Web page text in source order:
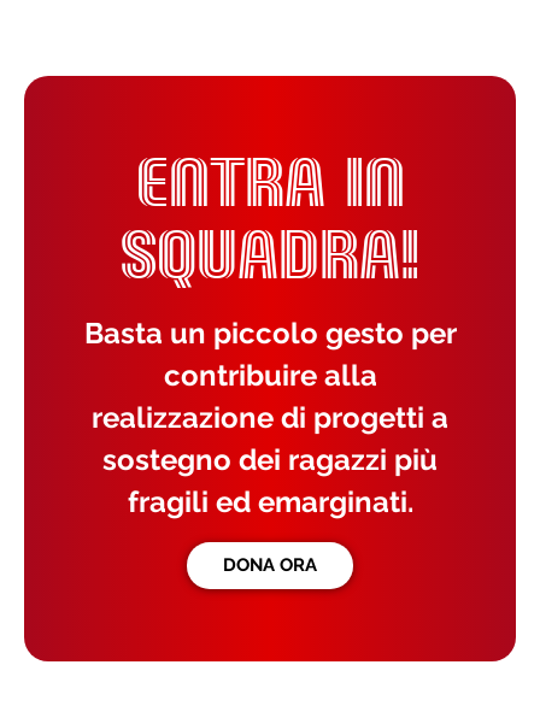
ENTRA IN
SQUADRA!
Basta un piccolo gesto per
contribuire alla
realizzazione di progetti a
sostegno dei ragazzi più
fragili ed emarginati.
DONA ORA